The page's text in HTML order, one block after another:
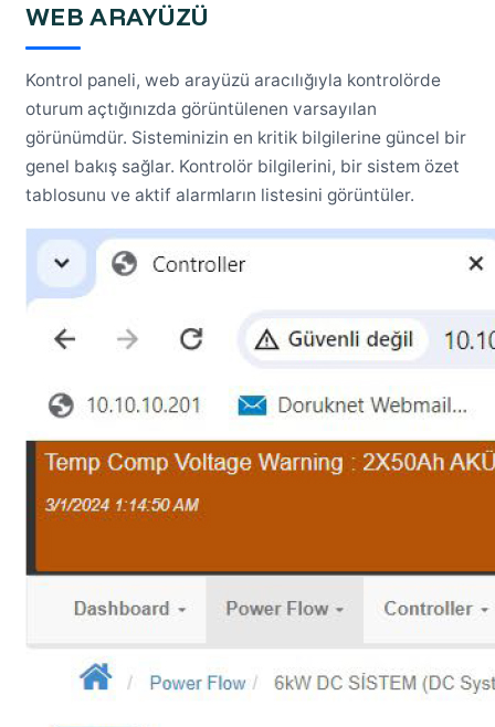
WEB ARAYÜZÜ
Kontrol paneli, web arayüzü aracılığıyla kontrolörde
oturum açtığınızda görüntülenen varsayılan
görünümdür. Sisteminizin en kritik bilgilerine güncel bir
genel bakış sağlar. Kontrolör bilgilerini, bir sistem özet
tablosunu ve aktif alarmların listesini görüntüler.